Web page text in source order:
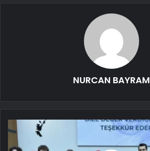
NURCAN BAYRAM